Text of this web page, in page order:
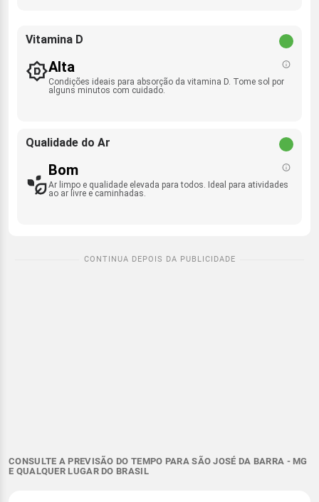
Vitamina D
Alta
Condições ideais para absorção da vitamina D. Tome sol por
alguns minutos com cuidado.
Qualidade do Ar
Bom
Ar limpo e qualidade elevada para todos. Ideal para atividades
ao ar livre e caminhadas.
CONSULTE A PREVISÃO DO TEMPO PARA SÃO JOSÉ DA BARRA - MG
E QUALQUER LUGAR DO BRASIL